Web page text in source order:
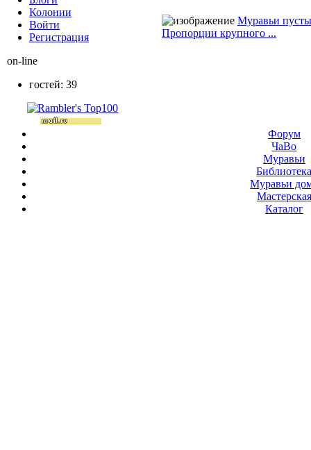
Муравьи
Пропорции крупного ...
Колонии
Войти
Peгиcтpaция
on-line
гостей: 39
Форум
ЧаВо
Муравьи
Муравьи
Мастерская
Каталог